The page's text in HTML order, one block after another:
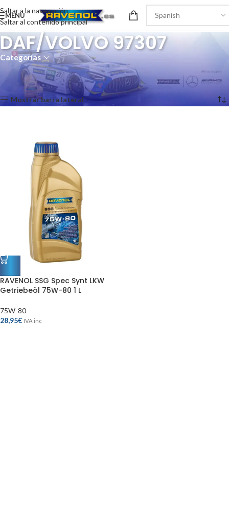
Saltar a la navegación
Saltar al contenido principal
MENÚ
DAF/VOLVO 97307
Categorías
Recomendaciones del producto/ DAF/VOLVO 97307
Mostrando el único resultado
Mostrar barra lateral
RAVENOL SSG Spec Synt LKW
Getriebeöl 75W-80 1 L
75W-80
28,95€ IVA inc